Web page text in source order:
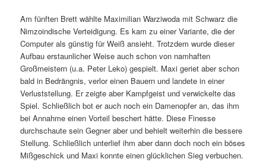
Am fünften Brett wählte Maximilian Warziwoda mit Schwarz die
Nimzoindische Verteidigung. Es kam zu einer Variante, die der
Computer als günstig für Weiß ansieht. Trotzdem wurde dieser
Aufbau erstaunlicher Weise auch schon von namhaften
Großmeistern (u.a. Peter Leko) gespielt. Maxi geriet aber schon
bald in Bedrängnis, verlor einen Bauern und landete in einer
Verluststellung. Er zeigte aber Kampfgeist und verwickelte das
Spiel. Schließlich bot er auch noch ein Damenopfer an, das ihm
bei Annahme einen Vorteil beschert hätte. Diese Finesse
durchschaute sein Gegner aber und behielt weiterhin die bessere
Stellung. Schließlich unterlief ihm aber dann doch noch ein böses
Mißgeschick und Maxi konnte einen glücklichen Sieg verbuchen.